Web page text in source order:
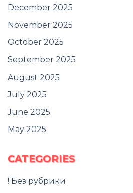
December 2025
November 2025
October 2025
September 2025
August 2025
July 2025
June 2025
May 2025
CATEGORIES
! Без рубрики